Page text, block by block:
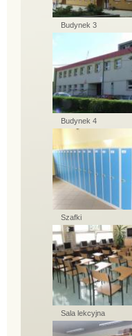
Budynek 3
Budynek 4
Szafki
Sala lekcyjna